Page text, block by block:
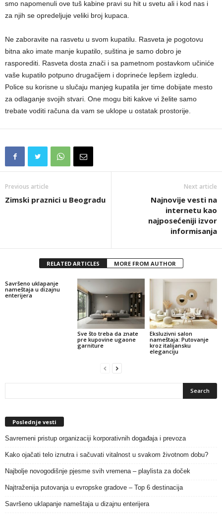
smo napomenuli ove tuš kabine pravi su hit u svetu ali i kod nas i
za njih se opredeljuje veliki broj kupaca.
Ne zaboravite na rasvetu u svom kupatilu. Rasveta je pogotovu
bitna ako imate manje kupatilo, suština je samo dobro je
rasporediti. Rasveta dosta znači i sa pametnom postavkom učiniće
vaše kupatilo potpuno drugačijem i doprineće lepšem izgledu.
Police su korisne u slučaju manjeg kupatila jer time dobijate mesto
za odlaganje svojih stvari. One mogu biti kakve vi želite samo
trebate voditi računa da vam se uklope u ostatak prostorije.
Previous article
Zimski praznici u Beogradu
Next article
Najnovije vesti na
internetu kao
najposećeniji izvor
informisanja
RELATED ARTICLES MORE FROM AUTHOR
Savršeno uklapanje
nameštaja u dizajnu
enterijera
Sve što treba da znate
pre kupovine ugaone
garniture
Eksluzivni salon
nameštaja: Putovanje
kroz italijansku
eleganciju
Poslednje vesti
Savremeni pristup organizaciji korporativnih događaja i prevoza
Kako ojačati telo iznutra i sačuvati vitalnost u svakom životnom dobu?
Najbolje novogodišnje pjesme svih vremena – playlista za doček
Najtraženija putovanja u evropske gradove – Top 6 destinacija
Savršeno uklapanje nameštaja u dizajnu enterijera